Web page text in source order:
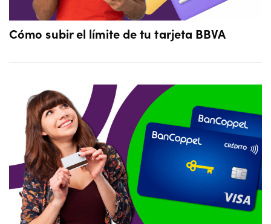
Cómo subir el límite de tu tarjeta BBVA